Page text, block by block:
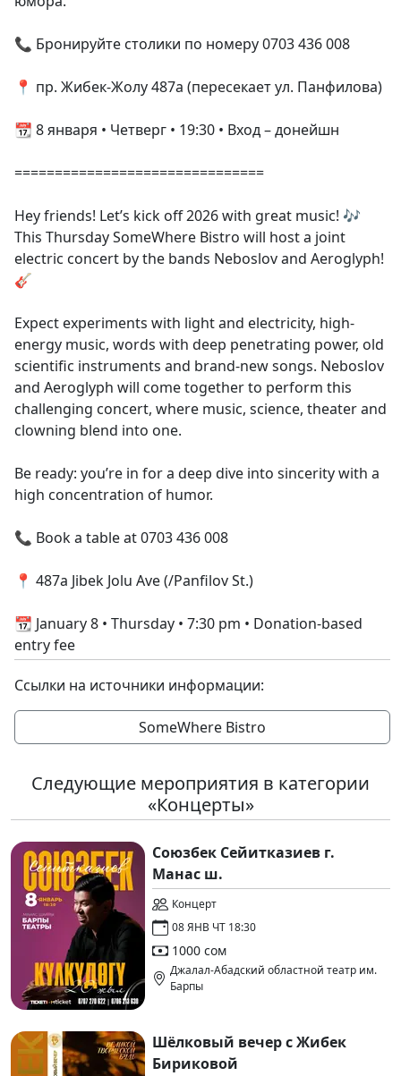
📞 Бронируйте столики по номеру 0703 436 008
📍 пр. Жибек-Жолу 487а (пересекает ул. Панфилова)
📆 8 января • Четверг • 19:30 • Вход – донейшн
===============================
Hey friends! Let’s kick off 2026 with great music! 🎶
This Thursday SomeWhere Bistro will host a joint
electric concert by the bands Neboslov and Aeroglyph!
🎸
Expect experiments with light and electricity, high-
energy music, words with deep penetrating power, old
scientific instruments and brand-new songs. Neboslov
and Aeroglyph will come together to perform this
challenging concert, where music, science, theater and
clowning blend into one.
Be ready: you’re in for a deep dive into sincerity with a
high concentration of humor.
📞 Book a table at 0703 436 008
📍 487a Jibek Jolu Ave (/Panfilov St.)
📆 January 8 • Thursday • 7:30 pm • Donation-based
entry fee
Ссылки на источники информации:
SomeWhere Bistro
Следующие мероприятия в категории
«Концерты»
Союзбек Сейитказиев г.
Манас ш.
Концерт
08 ЯНВ ЧТ 18:30
1000 сом
Джалал-Абадский областной театр им.
Барпы
Шёлковый вечер с Жибек
Бириковой